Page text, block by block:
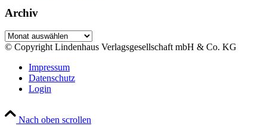
Archiv
Archiv
© Copyright Lindenhaus Verlagsgesellschaft mbH & Co. KG
Impressum
Datenschutz
Login
Nach oben scrollen